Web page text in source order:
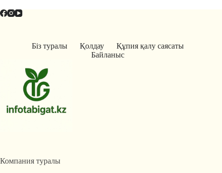
Біз туралы Қолдау
Құпия қалу саясаты
Байланыс
Компания туралы